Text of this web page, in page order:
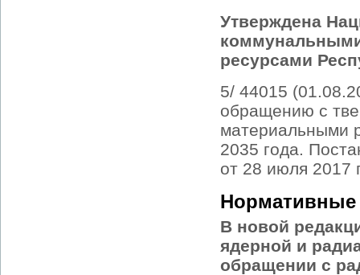
Утверждена
ресурсами
5/ 44015
обращению с
материальными
2035 года.
от 28 июля 2017
Нормативные
В новой
ядерной и
обращении с